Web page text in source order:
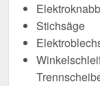
Stichsäge